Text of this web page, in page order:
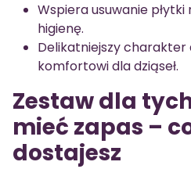
Wspiera usuwanie
higienę.
Delikatniejszy charakter
komfortowi dla dziąseł.
Zestaw dla
mieć zapas –
dostajesz